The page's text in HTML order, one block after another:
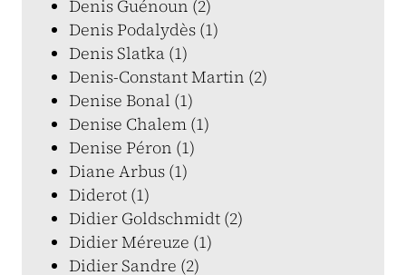
Denis Guénoun (2)
Denis Podalydès (1)
Denis Slatka (1)
Denis-Constant Martin (2)
Denise Bonal (1)
Denise Chalem (1)
Denise Péron (1)
Diane Arbus (1)
Diderot (1)
Didier Goldschmidt (2)
Didier Méreuze (1)
Didier Sandre (2)